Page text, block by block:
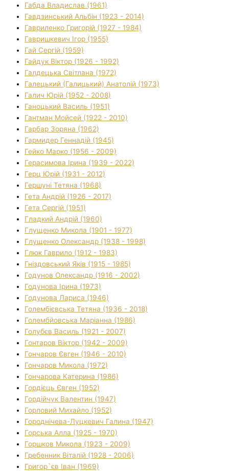
Габда Владислав (1961)
Гавдзинський Альбін (1923 - 2014)
Гавриленко Григорій (1927 - 1984)
Гавришкевич Ігор (1955)
Гай Сергій (1959)
Гайдук Віктор (1926 - 1992)
Галдецька Світлана (1972)
Галецький (Галицький) Анатолій (1973)
Галич Юрій (1952 - 2008)
Ганоцький Василь (1951)
Гантман Мойсей (1922 - 2010)
Гарбар Зоряна (1962)
Гармидер Геннадій (1945)
Гейко Марко (1956 - 2009)
Герасимова Ірина (1939 - 2022)
Герц Юрій (1931 - 2012)
Гершуні Тетяна (1968)
Гета Андрій (1926 - 2017)
Гета Сергій (1951)
Гладкий Андрій (1960)
Глущенко Микола (1901 - 1977)
Глущенко Олександр (1938 - 1998)
Глюк Гаврило (1912 - 1983)
Гніздовський Яків (1915 - 1985)
Годунов Олександр (1916 - 2002)
Годунова Ірина (1973)
Годунова Лариса (1946)
Голембієвська Тетяна (1936 - 2018)
Голембйовська Маріанна (1986)
Голубєв Василь (1921 - 2007)
Гонтаров Віктор (1942 - 2009)
Гончаров Євген (1946 - 2010)
Гончаров Микола (1972)
Гончарова Катерина (1986)
Гордієць Євген (1952)
Гордійчук Валентин (1947)
Горловий Михайло (1952)
Городнічева-Луцкевич Галина (1947)
Горська Алла (1925 - 1970)
Горшков Микола (1923 - 2009)
Гребенник Віталій (1928 - 2006)
Григор`єв Іван (1969)